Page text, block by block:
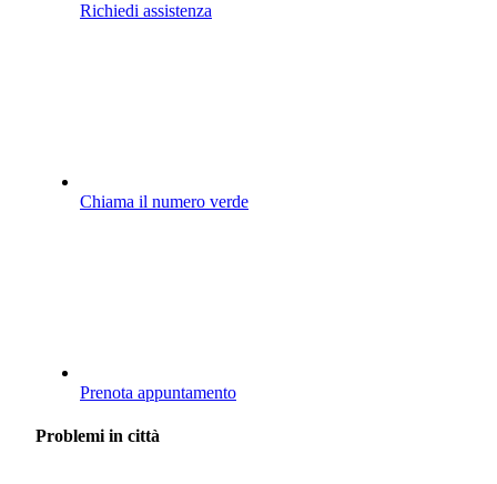
Richiedi assistenza
Chiama il numero verde
Prenota appuntamento
Problemi in città